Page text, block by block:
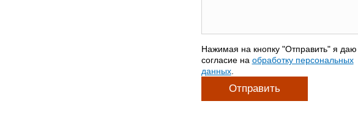
Нажимая на кнопку "Отправить" я даю
согласие на обработку персональных
данных.
Отправить